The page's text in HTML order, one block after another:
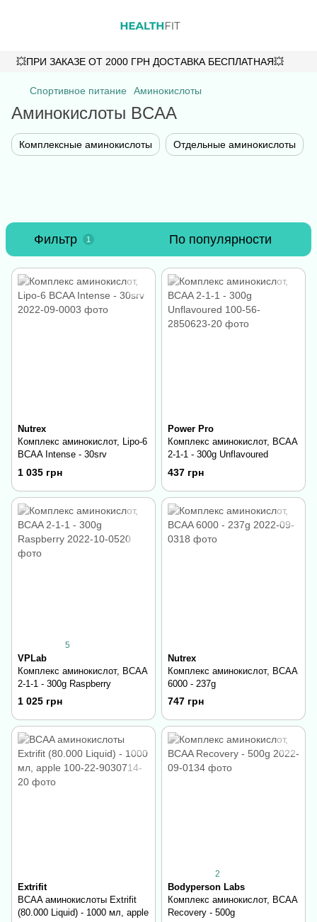
💥ПРИ ЗАКАЗЕ ОТ 2000 ГРН ДОСТАВКА БЕСПЛАТНАЯ💥
Спортивное питание Аминокислоты
Аминокислоты BCAA
Комплексные аминокислоты Отдельные аминокислоты
Фильтр 1 По популярности
Nutrex
Комплекс аминокислот, Lipo-6
BCAA Intense - 30srv
1 035 грн
Power Pro
Комплекс аминокислот, BCAA
2-1-1 - 300g Unflavoured
437 грн
5
VPLab
Комплекс аминокислот, BCAA
2-1-1 - 300g Raspberry
1 025 грн
Nutrex
Комплекс аминокислот, BCAA
6000 - 237g
747 грн
Extrifit
BCAA аминокислоты Extrifit
(80.000 Liquid) - 1000 мл, apple
2
Bodyperson Labs
Комплекс аминокислот, BCAA
Recovery - 500g